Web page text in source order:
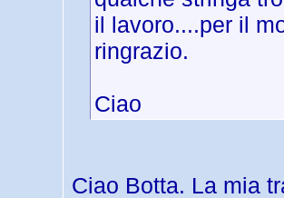
il lavoro....per il
ringrazio.
Ciao
Ciao Botta. La mia